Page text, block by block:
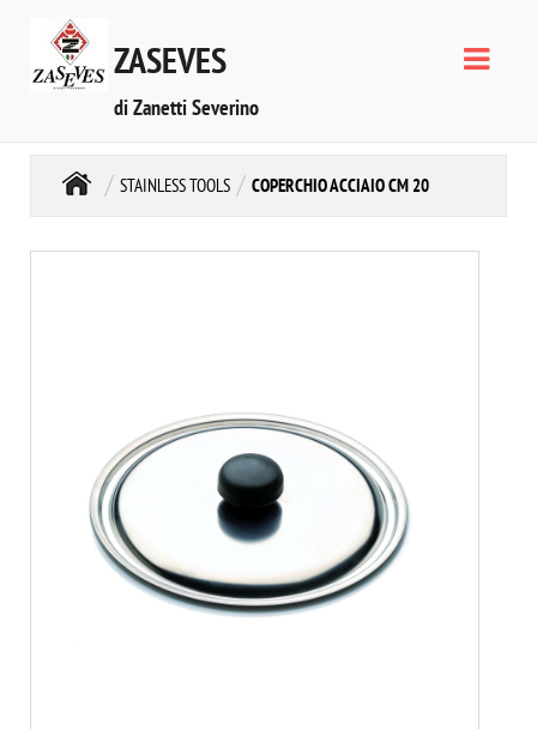
ZASEVES
di Zanetti Severino
STAINLESS TOOLS COPERCHIO ACCIAIO CM 20